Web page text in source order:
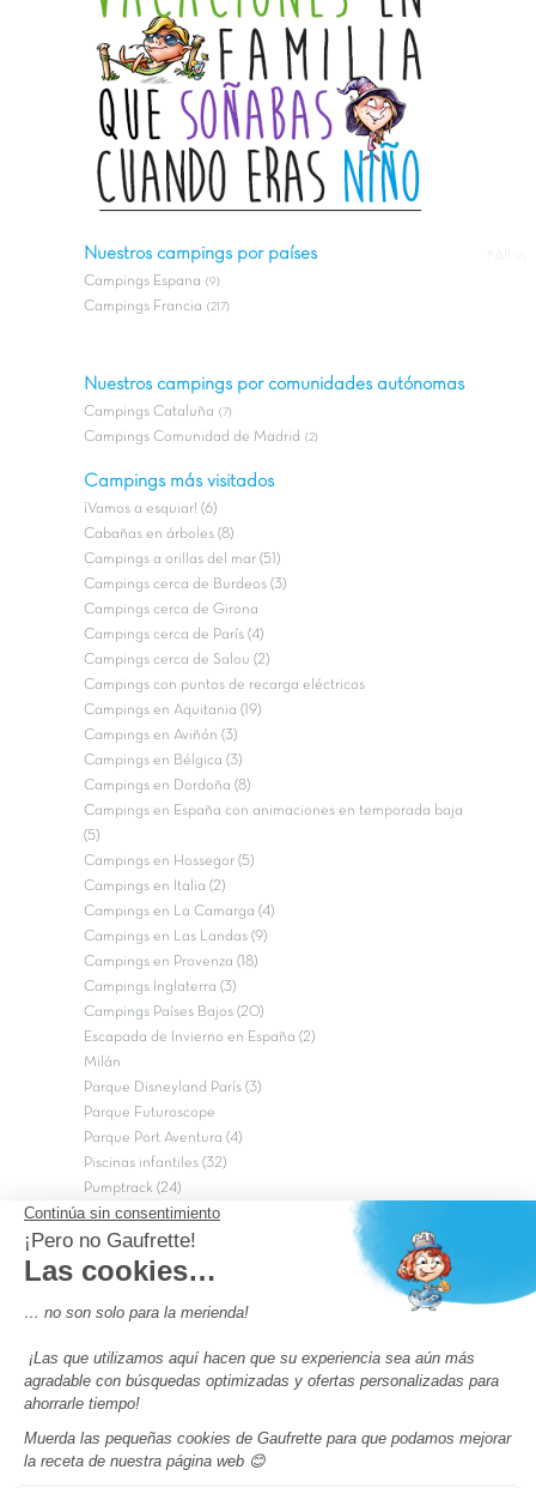
Nuestros campings por países
Campings Espana (9)
Campings Francia (217)
Nuestros campings por comunidades autónomas
Campings Cataluña (7)
Campings Comunidad de Madrid (2)
Campings más visitados
¡Vamos a esquiar! (6)
Cabañas en árboles (8)
Campings a orillas del mar (51)
Campings cerca de Burdeos (3)
Campings cerca de Girona
Campings cerca de París (4)
Campings cerca de Salou (2)
Campings con puntos de recarga eléctricos
Campings en Aquitania (19)
Campings en Aviñón (3)
Campings en Bélgica (3)
Campings en Dordoña (8)
Campings en España con animaciones en temporada baja
(5)
Campings en Hossegor (5)
Campings en Italia (2)
Campings en La Camarga (4)
Campings en Las Landas (9)
Campings en Provenza (18)
Campings Inglaterra (3)
Campings Países Bajos (20)
Escapada de Invierno en España (2)
Milán
Parque Disneyland París (3)
Parque Futuroscope
Parque Port Aventura (4)
Piscinas infantiles (32)
Pumptrack (24)
Puy du Fou (2)
Roma
Semana Santa (17)
Campings de 4 estrellas en Francia
Los camping con piscinas en Francia
Camping Barcelona
Camping Murcia
Camping Costa Brava
Camping Costa daurada